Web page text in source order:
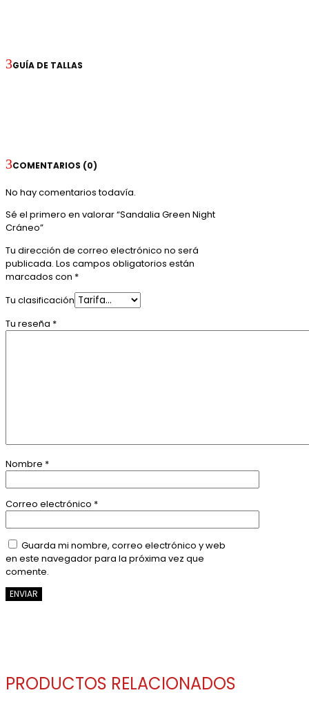
GUÍA DE TALLAS
COMENTARIOS (0)
No hay comentarios todavía.
Sé el primero en valorar “Sandalia Green Night
Cráneo”
Tu dirección de correo electrónico no será
publicada. Los campos obligatorios están
marcados con *
Tu clasificación
Tu reseña *
Nombre *
Correo electrónico *
Guarda mi nombre, correo electrónico y web
en este navegador para la próxima vez que
comente.
ENVIAR
PRODUCTOS RELACIONADOS